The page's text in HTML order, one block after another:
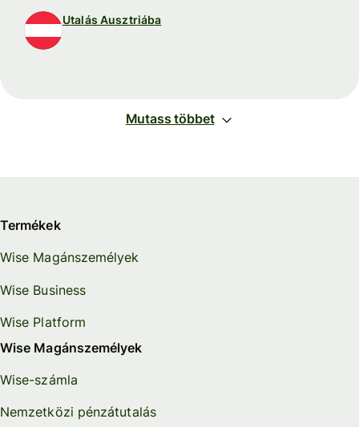
Utalás Ausztriába
Mutass többet
Termékek
Wise Magánszemélyek
Wise Business
Wise Platform
Wise Magánszemélyek
Wise-számla
Nemzetközi pénzátutalás